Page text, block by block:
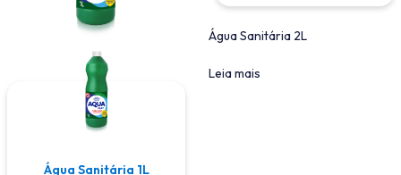
Água Sanitária 1L
Água Sanitária 2L
Leia mais